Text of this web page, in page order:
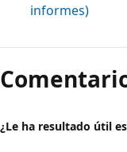
informes)
¿Le ha resultado útil